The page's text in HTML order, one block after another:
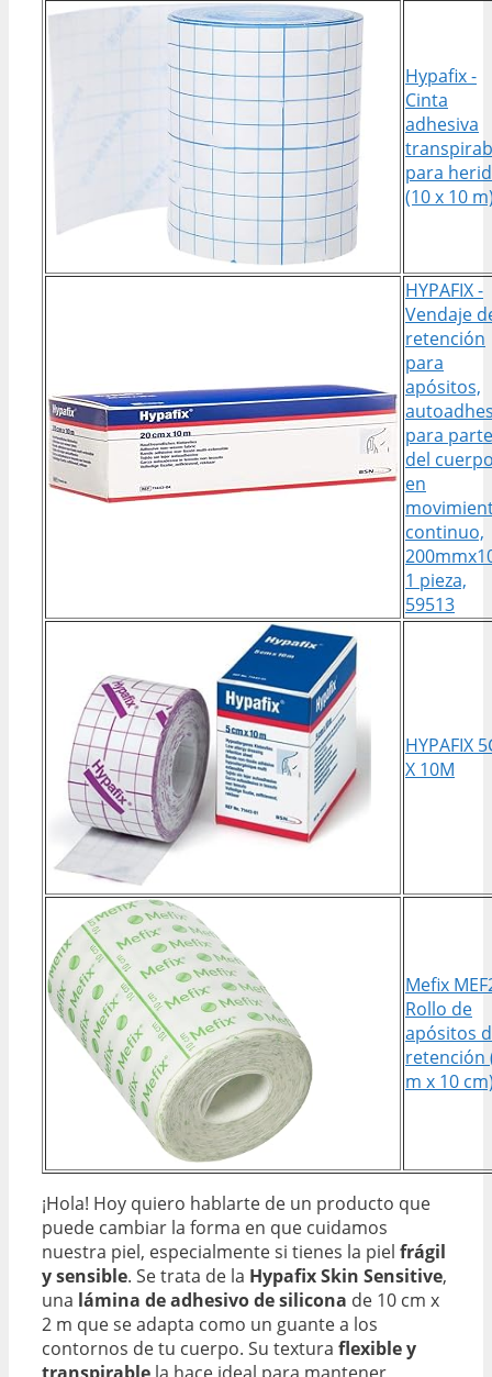
Hypafix -
Cinta
adhesiva
para
(10 x 10
HYPAFIX -
Vendaje
retención
para
apósitos,
para
del
en
continuo,
1 pieza,
59513
HYPAFIX
X 10M
Mefix
Rollo de
apósitos
retención
m x 10
¡Hola! Hoy quiero hablarte de un producto que
puede cambiar la forma en que cuidamos
nuestra piel, especialmente si tienes la piel frágil
y sensible. Se trata de la Hypafix Skin Sensitive,
una lámina de adhesivo de silicona de 10 cm x
2 m que se adapta como un guante a los
contornos de tu cuerpo. Su textura flexible y